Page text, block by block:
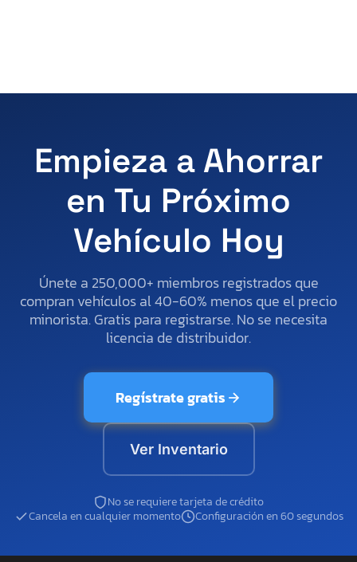
Empieza a Ahorrar
en Tu Próximo
Vehículo Hoy
Únete a 250,000+ miembros registrados que
compran vehículos al 40-60% menos que el precio
minorista. Gratis para registrarse. No se necesita
licencia de distribuidor.
Regístrate gratis
Ver Inventario
No se requiere tarjeta de crédito
Cancela en cualquier momento
Configuración en 60 segundos